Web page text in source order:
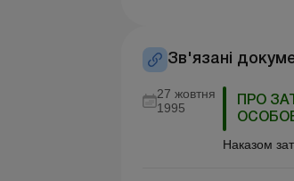
Зв'язані
27 жовтня
1995
ПРО
Наказом